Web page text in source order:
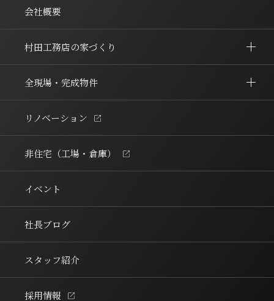
会社概要
村田工務店の家づくり
全現場・完成物件
リノベーション
非住宅（工場・倉庫）
イベント
社長ブログ
スタッフ紹介
採用情報